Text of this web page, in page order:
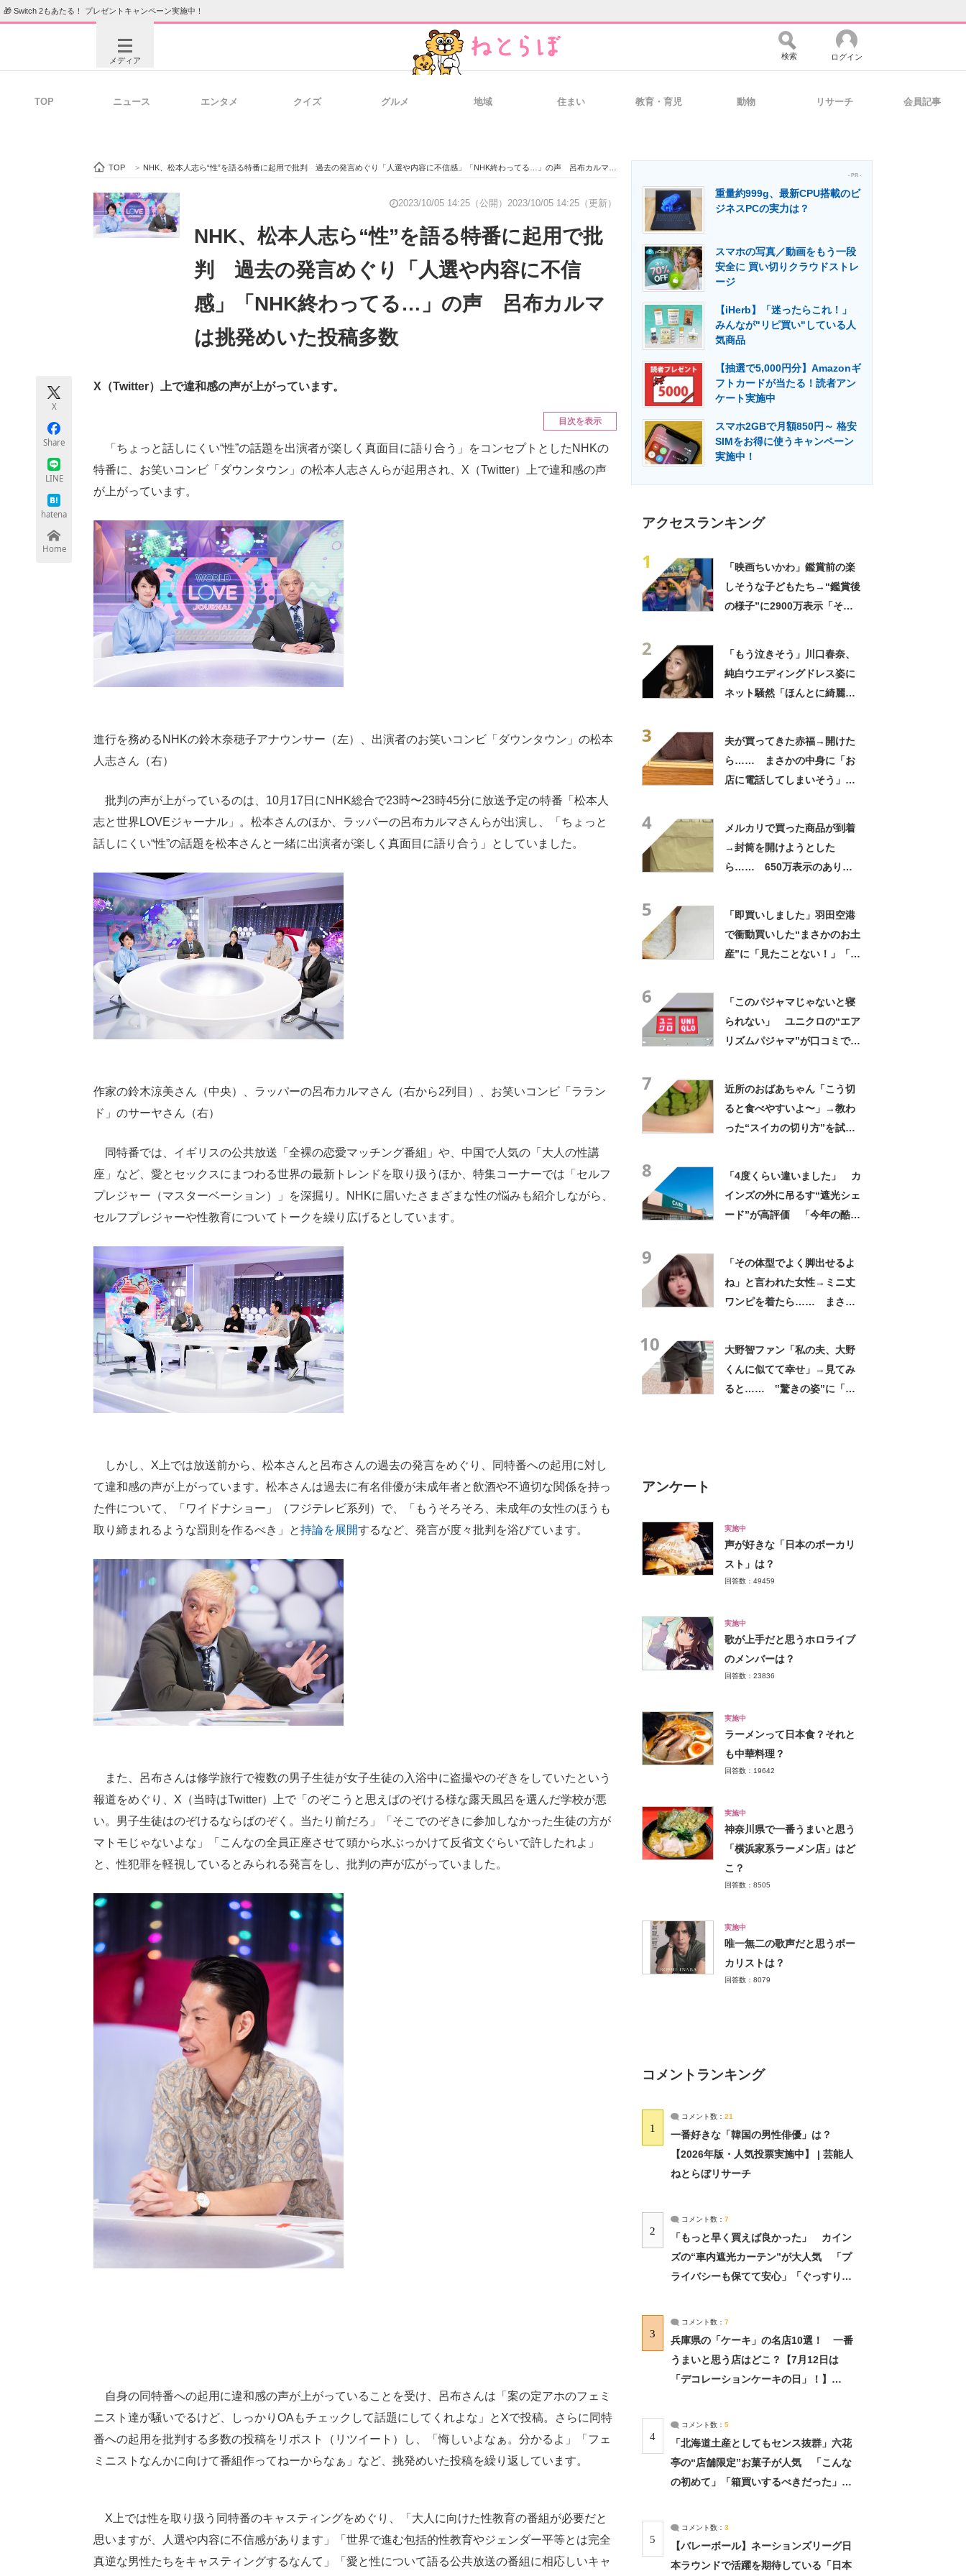
🎁 Switch 2もあたる！ プレゼントキャンペーン実施中！
メディア
ビジネスと働き方のヒント 経営リーダーのコミュニティ マーケ×ITの今がよく分かる
ITエンジニア向け専門サイト 企業向けIT製品の総合サイト IT製品の技術・比較・事例 製造業のIT導入・活用を支援
モノづくり技術者専門サイト エレクトロニクス専門サイト エネルギーの専門メディア 建設×テクノロジーの最前線
検索 ログイン
TOP ニュース エンタメ クイズ グルメ 地域 住まい 教育・育児 動物 リサーチ 会員記事
TOP > NHK、松本人志ら“性”を語る特番に起用で批判 過去の発言めぐり「人選や内容に不信感」「NHK終わってる…」の声 呂布カルマは挑発めいた投稿多数
2023/10/05 14:25（公開） 2023/10/05 14:25（更新）
NHK、松本人志ら“性”を語る特番に起用で批
判 過去の発言めぐり「人選や内容に不信
感」「NHK終わってる…」の声 呂布カルマ
は挑発めいた投稿多数
X
Share
LINE
hatena
Home
X（Twitter）上で違和感の声が上がっています。
目次を表示
「ちょっと話しにくい“性”の話題を出演者が楽しく真面目に語り合う」をコンセプトとしたNHKの
特番に、お笑いコンビ「ダウンタウン」の松本人志さんらが起用され、X（Twitter）上で違和感の声
が上がっています。
進行を務めるNHKの鈴木奈穂子アナウンサー（左）、出演者のお笑いコンビ「ダウンタウン」の松本
人志さん（右）
批判の声が上がっているのは、10月17日にNHK総合で23時〜23時45分に放送予定の特番「松本人
志と世界LOVEジャーナル」。松本さんのほか、ラッパーの呂布カルマさんらが出演し、「ちょっと
話しにくい“性”の話題を松本さんと一緒に出演者が楽しく真面目に語り合う」としていました。
作家の鈴木涼美さん（中央）、ラッパーの呂布カルマさん（右から2列目）、お笑いコンビ「ララン
ド」のサーヤさん（右）
同特番では、イギリスの公共放送「全裸の恋愛マッチング番組」や、中国で人気の「大人の性講
座」など、愛とセックスにまつわる世界の最新トレンドを取り扱うほか、特集コーナーでは「セルフ
プレジャー（マスターベーション）」を深掘り。NHKに届いたさまざまな性の悩みも紹介しながら、
セルフプレジャーや性教育についてトークを繰り広げるとしています。
しかし、X上では放送前から、松本さんと呂布さんの過去の発言をめぐり、同特番への起用に対し
て違和感の声が上がっています。松本さんは過去に有名俳優が未成年者と飲酒や不適切な関係を持っ
た件について、「ワイドナショー」（フジテレビ系列）で、「もうそろそろ、未成年の女性のほうも
取り締まれるような罰則を作るべき」と持論を展開するなど、発言が度々批判を浴びています。
また、呂布さんは修学旅行で複数の男子生徒が女子生徒の入浴中に盗撮やのぞきをしていたという
報道をめぐり、X（当時はTwitter）上で「のぞこうと思えばのぞける様な露天風呂を選んだ学校が悪
い。男子生徒はのぞけるならばのぞく。当たり前だろ」「そこでのぞきに参加しなかった生徒の方が
マトモじゃないよな」「こんなの全員正座させて頭から水ぶっかけて反省文ぐらいで許したれよ」
と、性犯罪を軽視しているとみられる発言をし、批判の声が広がっていました。
自身の同特番への起用に違和感の声が上がっていることを受け、呂布さんは「案の定アホのフェミ
ニスト達が騒いでるけど、しっかりOAもチェックして話題にしてくれよな」とXで投稿。さらに同特
番への起用を批判する多数の投稿をリポスト（リツイート）し、「悔しいよなぁ。分かるよ」「フェ
ミニストなんかに向けて番組作ってねーからなぁ」など、挑発めいた投稿を繰り返しています。
X上では性を取り扱う同特番のキャスティングをめぐり、「大人に向けた性教育の番組が必要だと
思いますが、人選や内容に不信感があります」「世界で進む包括的性教育やジェンダー平等とは完全
真逆な男性たちをキャスティングするなんて」「愛と性について語る公共放送の番組に相応しいキャ
- PR -
重量約999g、最新CPU搭載のビ
ジネスPCの実力は？
スマホの写真／動画をもう一段
安全に 買い切りクラウドストレ
ージ
【iHerb】「迷ったらこれ！」
みんなが"リピ買い"している人
気商品
【抽選で5,000円分】Amazonギ
フトカードが当たる！読者アン
ケート実施中
スマホ2GBで月額850円～ 格安
SIMをお得に使うキャンペーン
実施中！
アクセスランキング
1
「映画ちいかわ」鑑賞前の楽
しそうな子どもたち→“鑑賞後
の様子”に2900万表示「そう
2
「もう泣きそう」川口春奈、
純白ウエディングドレス姿に
ネット騒然「ほんとに綺麗」
3
夫が買ってきた赤福→開けた
ら…… まさかの中身に「お
店に電話してしまいそう」
4
メルカリで買った商品が到着
→封筒を開けようとした
ら…… 650万表示のありえ
5
「即買いしました」羽田空港
で衝動買いした“まさかのお土
産”に「見たことない！」「み
6
「このパジャマじゃないと寝
られない」 ユニクロの“エア
リズムパジャマ”が口コミで好
7
近所のおばあちゃん「こう切
ると食べやすいよ〜」→教わ
った“スイカの切り方”を試し
8
「4度くらい違いました」 カ
インズの外に吊るす“遮光シェ
ード”が高評価 「今年の酷暑
9
「その体型でよく脚出せるよ
ね」と言われた女性→ミニ丈
ワンピを着たら…… まさか
10
大野智ファン「私の夫、大野
くんに似てて幸せ」→見てみ
ると…… ‟驚きの姿”に「最
アンケート
実施中
声が好きな「日本のボーカリ
スト」は？
回答数：49459
実施中
歌が上手だと思うホロライブ
のメンバーは？
回答数：23836
実施中
ラーメンって日本食？それと
も中華料理？
回答数：19642
実施中
神奈川県で一番うまいと思う
「横浜家系ラーメン店」はど
こ？
回答数：8505
実施中
唯一無二の歌声だと思うボー
カリストは？
回答数：8079
コメントランキング
1
コメント数： 21
一番好きな「韓国の男性俳優」は？
【2026年版・人気投票実施中】 | 芸能人
ねとらぼリサーチ
2
コメント数： 7
「もっと早く買えば良かった」 カイン
ズの“車内遮光カーテン”が大人気 「プ
ライバシーも保てて安心」「ぐっすり眠
3
コメント数： 7
兵庫県の「ケーキ」の名店10選！ 一番
うまいと思う店はどこ？【7月12日は
「デコレーションケーキの日」！】
4
コメント数： 5
「北海道土産としてもセンス抜群」六花
亭の“店舗限定”お菓子が人気 「こんな
の初めて」「箱買いするべきだった」
5
コメント数： 3
【バレーボール】ネーションズリーグ日
本ラウンドで活躍を期待している「日本